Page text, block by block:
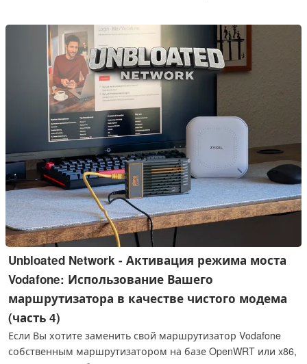
Unbloated Network - Активация режима моста
Vodafone: Использование Вашего
маршрутизатора в качестве чистого модема
(часть 4)
Если Вы хотите заменить свой маршрутизатор Vodafone
собственным маршрутизатором на базе OpenWRT или x86,